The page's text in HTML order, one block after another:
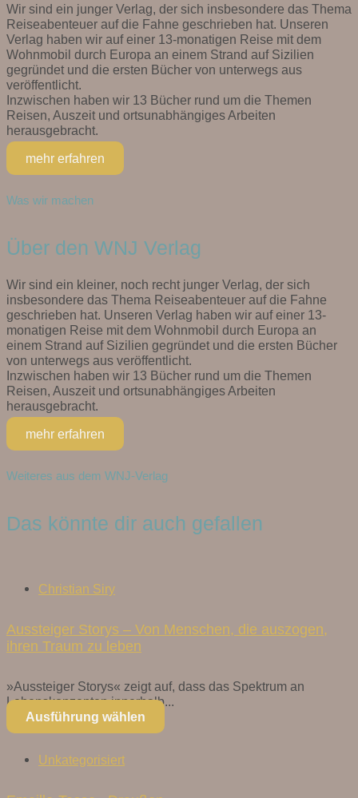
Wir sind ein junger Verlag, der sich insbesondere das Thema
Reiseabenteuer auf die Fahne geschrieben hat. Unseren
Verlag haben wir auf einer 13-monatigen Reise mit dem
Wohnmobil durch Europa an einem Strand auf Sizilien
gegründet und die ersten Bücher von unterwegs aus
veröffentlicht.
Inzwischen haben wir 13 Bücher rund um die Themen
Reisen, Auszeit und ortsunabhängiges Arbeiten
herausgebracht.
mehr erfahren
Was wir machen
Über den WNJ Verlag
Wir sind ein kleiner, noch recht junger Verlag, der sich
insbesondere das Thema Reiseabenteuer auf die Fahne
geschrieben hat. Unseren Verlag haben wir auf einer 13-
monatigen Reise mit dem Wohnmobil durch Europa an
einem Strand auf Sizilien gegründet und die ersten Bücher
von unterwegs aus veröffentlicht.
Inzwischen haben wir 13 Bücher rund um die Themen
Reisen, Auszeit und ortsunabhängiges Arbeiten
herausgebracht.
mehr erfahren
Weiteres aus dem WNJ-Verlag
Das könnte dir auch gefallen
Christian Siry
Aussteiger Storys – Von Menschen, die auszogen,
ihren Traum zu leben
»Aussteiger Storys« zeigt auf, dass das Spektrum an
Lebenskonzepten innerhalb...
Ausführung wählen
Unkategorisiert